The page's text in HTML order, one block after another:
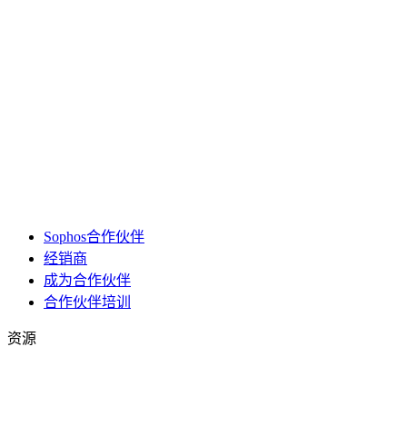
Sophos合作伙伴
经销商
成为合作伙伴
合作伙伴培训
资源